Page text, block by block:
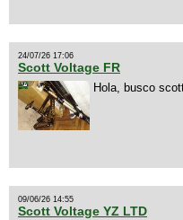
24/07/26 17:06
Scott Voltage FR
Hola, busco
09/06/26 14:55
Scott Voltage YZ LTD